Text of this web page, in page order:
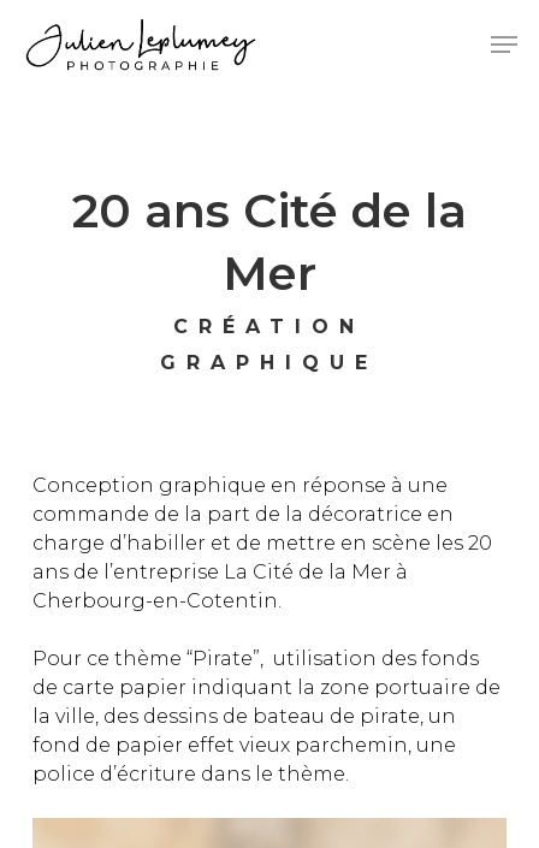
main
20 ans Cité de la
Mer
CRÉATION
GRAPHIQUE
Conception graphique en réponse à une
commande de la part de la décoratrice en
charge d’habiller et de mettre en scène les 20
ans de l’entreprise La Cité de la Mer à
Cherbourg-en-Cotentin.
Pour ce thème “Pirate”, utilisation des fonds
de carte papier indiquant la zone portuaire de
la ville, des dessins de bateau de pirate, un
fond de papier effet vieux parchemin, une
police d’écriture dans le thème.